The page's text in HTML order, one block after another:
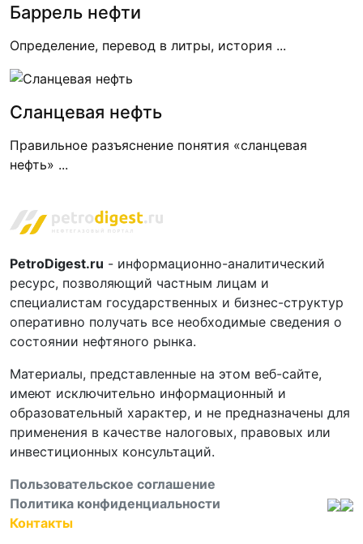
Баррель нефти
Определение, перевод в литры, история ...
Сланцевая нефть
Правильное разъяснение понятия «сланцевая
нефть» ...
PetroDigest.ru - информационно-аналитический
ресурс, позволяющий частным лицам и
специалистам государственных и бизнес-структур
оперативно получать все необходимые сведения о
состоянии нефтяного рынка.
Материалы, представленные на этом веб-сайте,
имеют исключительно информационный и
образовательный характер, и не предназначены для
применения в качестве налоговых, правовых или
инвестиционных консультаций.
Пользовательское соглашение
Политика конфиденциальности
Контакты